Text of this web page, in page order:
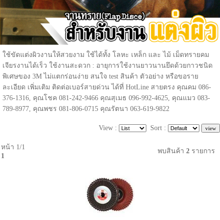
ใช้ขัดแต่งผิวงานให้สวยงาม ใช้ได้ทั้ง โลหะ เหล็ก และ ไม้ เม็ดทรายคม
เจียรงานได้เร็ว ใช้งานสะดวก : อายุการใช้งานยาวนานยึดด้วยกาวชนิด
พิเศษของ 3M ไม่แตกร่อนง่าย สนใจ test สินค้า ตัวอย่าง หรือขอราย
ละเอียด เพิ่มเติม ติดต่อเบอร์สายด่วน ได้ที่ HotLine สายตรง คุณคม 086-
376-1316, คุณโชค 081-242-9466 คุณสุเมธ 096-992-4625, คุณแมว 083-
789-8977, คุณพชร 081-806-0715 คุณรัตนา 063-619-9822
View : Sort :
หน้า 1/1
1
พบสินค้า 2 รายการ